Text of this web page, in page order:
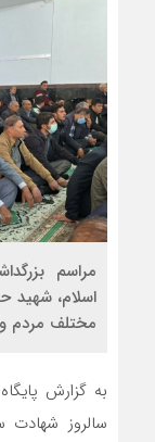
مراسم
اسلام، شهید
مختلف مردم و
به گزارش
سالروز شهادت